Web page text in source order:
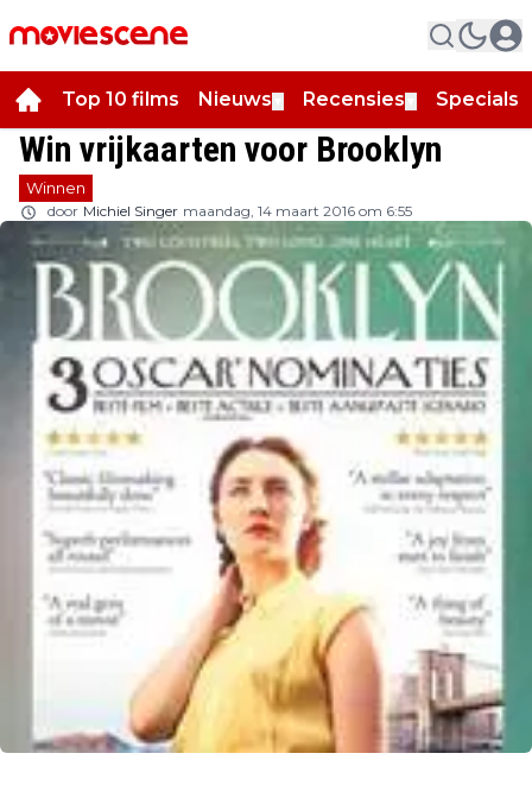
Top 10 films Nieuws Recensies Specials
Win vrijkaarten voor Brooklyn
Winnen
door Michiel Singer maandag, 14 maart 2016 om 6:55